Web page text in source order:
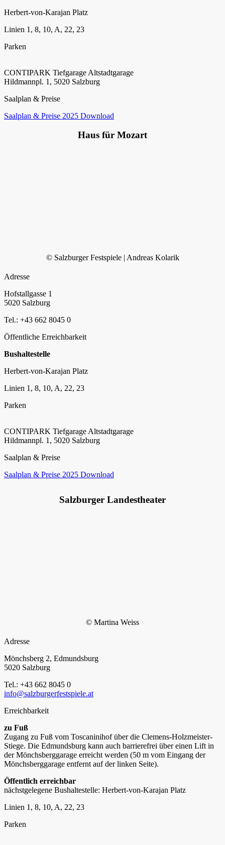
Herbert-von-Karajan Platz
Linien 1, 8, 10, A, 22, 23
Parken
CONTIPARK Tiefgarage Altstadtgarage
Hildmannpl. 1, 5020 Salzburg
Saalplan & Preise
Saalplan & Preise 2025 Download
Haus für Mozart
© Salzburger Festspiele | Andreas Kolarik
Adresse
Hofstallgasse 1
5020 Salzburg
Tel.: +43 662 8045 0
Öffentliche Erreichbarkeit
Bushaltestelle
Herbert-von-Karajan Platz
Linien 1, 8, 10, A, 22, 23
Parken
CONTIPARK Tiefgarage Altstadtgarage
Hildmannpl. 1, 5020 Salzburg
Saalplan & Preise
Saalplan & Preise 2025 Download
Salzburger Landestheater
© Martina Weiss
Adresse
Mönchsberg 2, Edmundsburg
5020 Salzburg
Tel.: +43 662 8045 0
info@salzburgerfestspiele.at
Erreichbarkeit
zu Fuß
Zugang zu Fuß vom Toscaninihof über die Clemens-Holzmeister-
Stiege. Die Edmundsburg kann auch barrierefrei über einen Lift in
der Mönchsberggarage erreicht werden (50 m vom Eingang der
Mönchsberggarage entfernt auf der linken Seite).
Öffentlich erreichbar
nächstgelegene Bushaltestelle: Herbert-von-Karajan Platz
Linien 1, 8, 10, A, 22, 23
Parken